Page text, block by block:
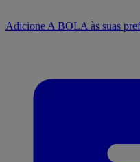
Adicione A BOLA às suas